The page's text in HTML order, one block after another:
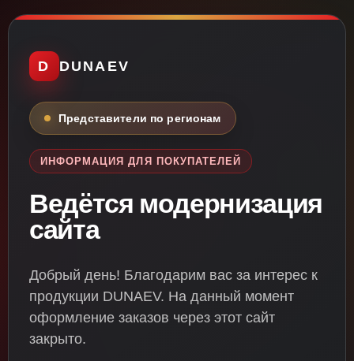
D DUNAEV
Представители по регионам
ИНФОРМАЦИЯ ДЛЯ ПОКУПАТЕЛЕЙ
Ведётся модернизация
сайта
Добрый день! Благодарим вас за интерес к
продукции DUNAEV. На данный момент
оформление заказов через этот сайт
закрыто.